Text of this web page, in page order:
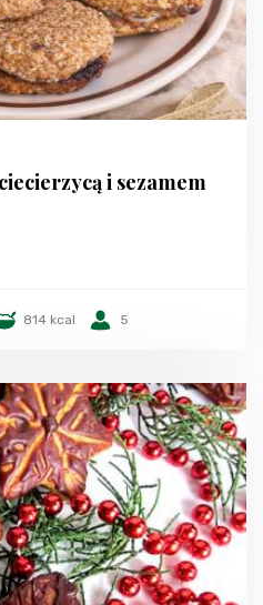
i sezamem
814 kcal 5